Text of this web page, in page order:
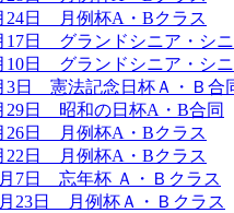
24日 月例杯A・Bクラス
17日 グランドシニア・シ
10日 グランドシニア・シ
3日 憲法記念日杯Ａ・Ｂ合
29日 昭和の日杯A・B合同
26日 月例杯A・Bクラス
22日 月例杯A・Bクラス
月7日 忘年杯 Ａ・Ｂクラス
月23日 月例杯Ａ・Ｂクラス